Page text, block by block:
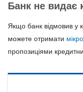
Банк не видає
Якщо банк відмовив у
можете отримати
пропозиціями